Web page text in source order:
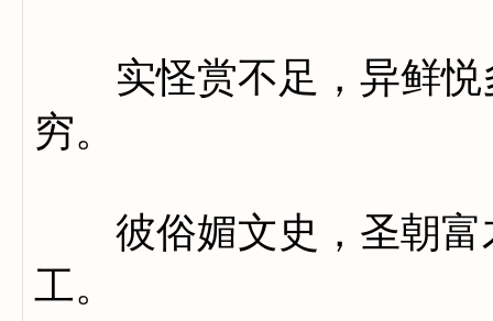
实怪赏不足，异鲜悦
穷。
彼俗媚文史，圣朝富
工。